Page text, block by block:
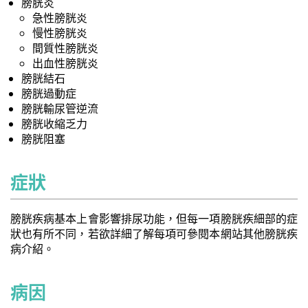
急性膀胱炎
慢性膀胱炎
間質性膀胱炎
出血性膀胱炎
膀胱結石
膀胱過動症
膀胱輸尿管逆流
膀胱收縮乏力
膀胱阻塞
症狀
膀胱疾病基本上會影響排尿功能，但每一項膀胱疾細部的症
狀也有所不同，若欲詳細了解每項可參閱本網站其他膀胱疾
病介紹。
病因